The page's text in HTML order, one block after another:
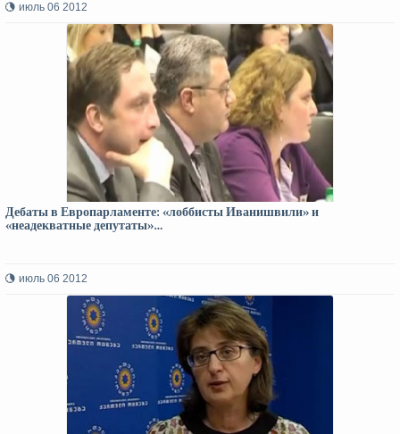
июль 06 2012
Дебаты в Европарламенте: «лоббисты Иванишвили» и
«неадекватные депутаты»…
июль 06 2012